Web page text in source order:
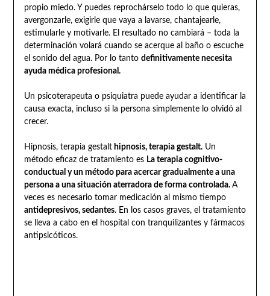
propio miedo. Y puedes reprochárselo todo lo que quieras,
avergonzarle, exigirle que vaya a lavarse, chantajearle,
estimularle y motivarle. El resultado no cambiará – toda la
determinación volará cuando se acerque al baño o escuche
el sonido del agua. Por lo tanto definitivamente necesita
ayuda médica profesional.
Un psicoterapeuta o psiquiatra puede ayudar a identificar la
causa exacta, incluso si la persona simplemente lo olvidó al
crecer.
Hipnosis, terapia gestalthipnosis, terapia gestalt.Un
método eficaz de tratamiento es La terapia cognitivo-
conductual y un método para acercar gradualmente a una
persona a una situación aterradora de forma controlada. A
veces es necesario tomar medicación al mismo tiempo
antidepresivos, sedantes. En los casos graves, el tratamiento
se lleva a cabo en el hospital con tranquilizantes y fármacos
antipsicóticos.